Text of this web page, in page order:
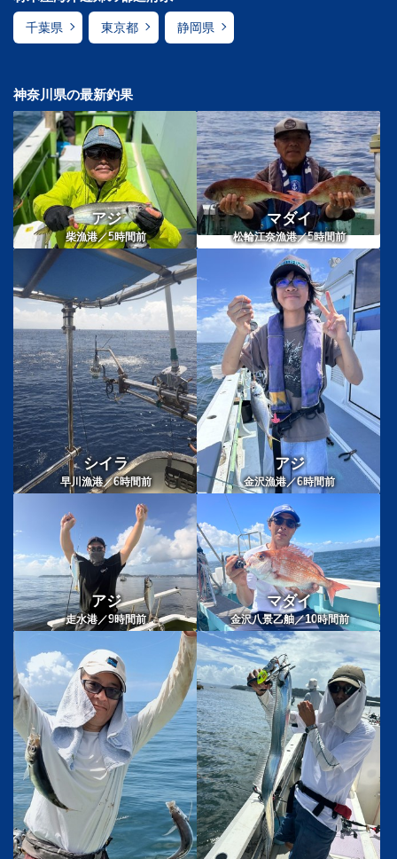
千葉県 東京都 静岡県
神奈川県の最新釣果
アジ
柴漁港／5時間前
マダイ
松輪江奈漁港／5時間前
シイラ
早川漁港／6時間前
アジ
金沢漁港／6時間前
アジ
走水港／9時間前
マダイ
金沢八景乙舳／10時間前